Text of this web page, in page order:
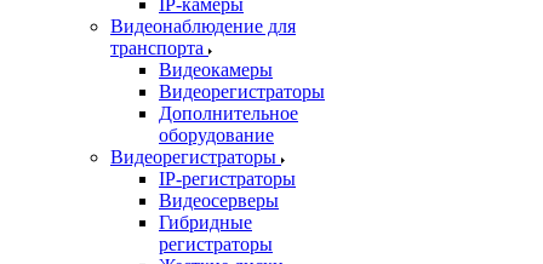
IP-камеры
Видеонаблюдение для
транспорта
Видеокамеры
Видеорегистраторы
Дополнительное
оборудование
Видеорегистраторы
IP-регистраторы
Видеосерверы
Гибридные
регистраторы